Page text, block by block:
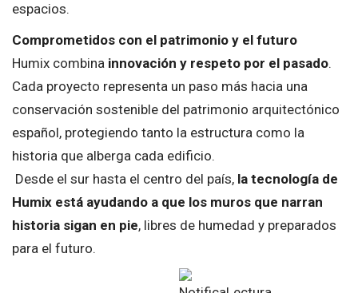
espacios.
Comprometidos con el patrimonio y el futuro
Humix combina innovación y respeto por el pasado.
Cada proyecto representa un paso más hacia una
conservación sostenible del patrimonio arquitectónico
español, protegiendo tanto la estructura como la
historia que alberga cada edificio.
Desde el sur hasta el centro del país, la tecnología de
Humix está ayudando a que los muros que narran
historia sigan en pie, libres de humedad y preparados
para el futuro.